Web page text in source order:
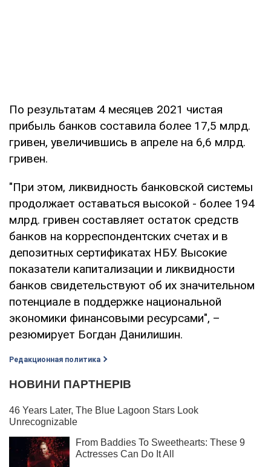
По результатам 4 месяцев 2021 чистая
прибыль банков составила более 17,5 млрд.
гривен, увеличившись в апреле на 6,6 млрд.
гривен.
"При этом, ликвидность банковской системы
продолжает оставаться высокой - более 194
млрд. гривен составляет остаток средств
банков на корреспондентских счетах и в
депозитных сертификатах НБУ. Высокие
показатели капитализации и ликвидности
банков свидетельствуют об их значительном
потенциале в поддержке национальной
экономики финансовыми ресурсами", –
резюмирует Богдан Данилишин.
Редакционная политика